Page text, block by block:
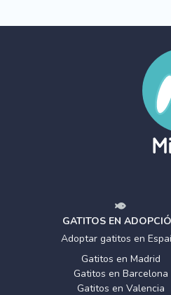
GATITOS EN
Adoptar gatitos en
Gatitos en Madrid
Gatitos en Barcelona
Gatitos en Valencia